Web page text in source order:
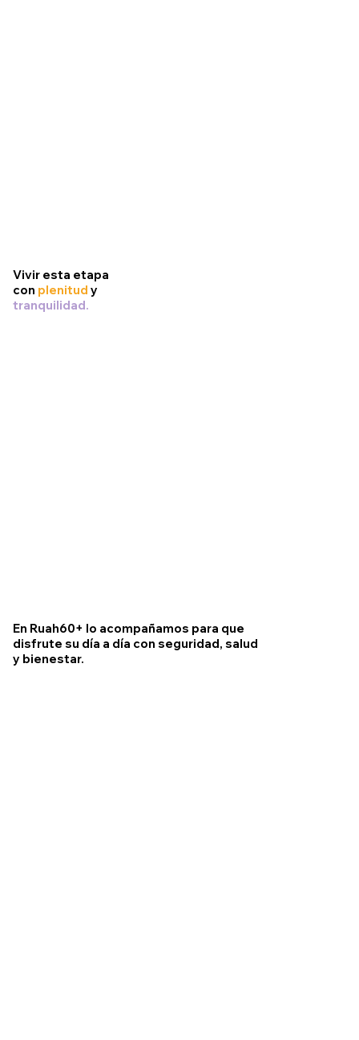
Vivir esta etapa
con plenitud y
tranquilidad.
En Ruah60+ lo acompañamos para que
disfrute su día a día con seguridad, salud
y bienestar.